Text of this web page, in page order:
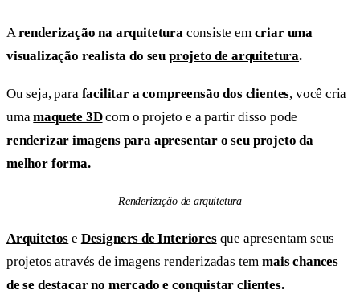
A renderização na arquitetura consiste em criar uma
visualização realista do seu projeto de arquitetura.
Ou seja, para facilitar a compreensão dos clientes, você cria
umamaquete 3Dcom o projeto e a partir disso pode
renderizar imagens para apresentar o seu projeto da
melhor forma.
Renderização de arquitetura
Arquitetos e Designers de Interioresque apresentam seus
projetos através de imagens renderizadas temmais chances
de se destacar no mercado e conquistar clientes.